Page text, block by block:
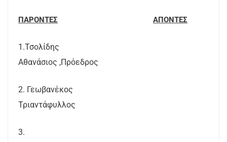
ΠΑΡΟΝΤΕΣ ΑΠΟΝΤΕΣ
1.Τσολίδης
Αθανάσιος ,Πρόεδρος
2. Γεωβανέκος
Τριαντάφυλλος
3.